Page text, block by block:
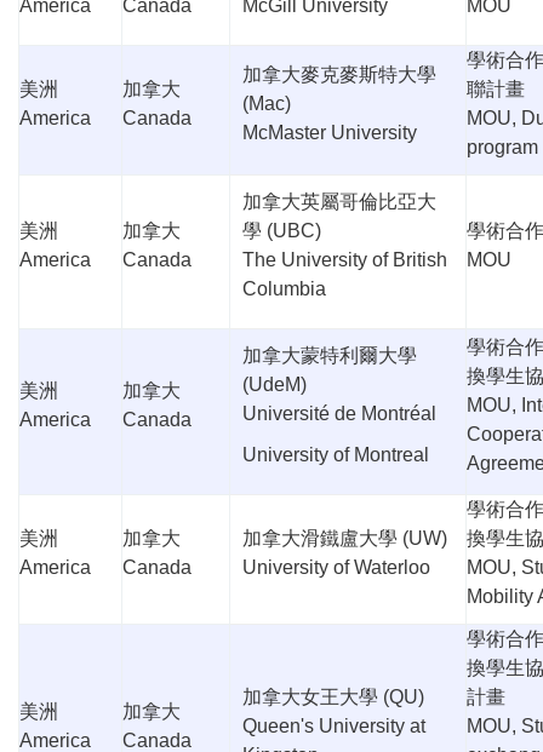
America
Canada
McGill University
MOU
美洲
America
加拿大
Canada
加拿大麥克麥斯特大學
(Mac)
McMaster University
學術合
聯計畫
MOU,
program
美洲
America
加拿大
Canada
加拿大英屬哥倫比亞大
學 (UBC)
The University of British
Columbia
學術合
MOU
美洲
America
加拿大
Canada
加拿大蒙特利爾大學
(UdeM)
Université de Montréal
University of Montreal
學術合
換學生
MOU,
美洲
America
加拿大
Canada
加拿大滑鐵盧大學 (UW)
University of Waterloo
學術合
換學生
MOU,
Mobility
美洲
America
加拿大
Canada
加拿大女王大學 (QU)
Queen's University at
學術合
換學生
計畫
MOU,